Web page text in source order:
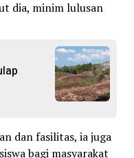
dia, minim lulusan
dan fasilitas, ia juga
bagi masyarakat